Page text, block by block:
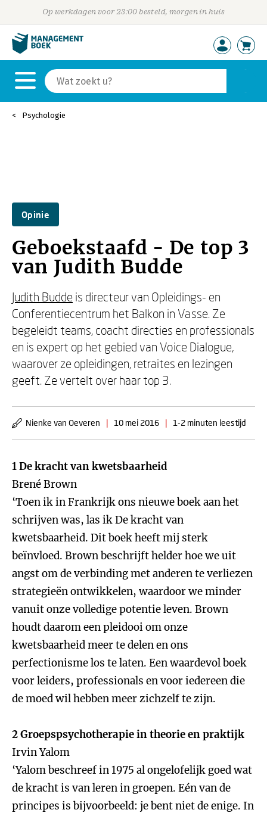
Op werkdagen voor 23:00 besteld, morgen in huis
Psychologie
Opinie
Geboekstaafd - De top 3
van Judith Budde
Judith Budde is directeur van Opleidings- en
Conferentiecentrum het Balkon in Vasse. Ze
begeleidt teams, coacht directies en professionals
en is expert op het gebied van Voice Dialogue,
waarover ze opleidingen, retraites en lezingen
geeft. Ze vertelt over haar top 3.
Nienke van Oeveren | 10 mei 2016 | 1-2 minuten leestijd
1 De kracht van kwetsbaarheid
Brené Brown
‘Toen ik in Frankrijk ons nieuwe boek aan het
schrijven was, las ik De kracht van
kwetsbaarheid. Dit boek heeft mij sterk
beïnvloed. Brown beschrijft helder hoe we uit
angst om de verbinding met anderen te verliezen
strategieën ontwikkelen, waardoor we minder
vanuit onze volledige potentie leven. Brown
houdt daarom een pleidooi om onze
kwetsbaarheid meer te delen en ons
perfectionisme los te laten. Een waardevol boek
voor leiders, professionals en voor iedereen die
de moed wil hebben meer zichzelf te zijn.
2 Groepspsychotherapie in theorie en praktijk
Irvin Yalom
‘Yalom beschreef in 1975 al ongelofelijk goed wat
de kracht is van leren in groepen. Eén van de
principes is bijvoorbeeld: je bent niet de enige. In